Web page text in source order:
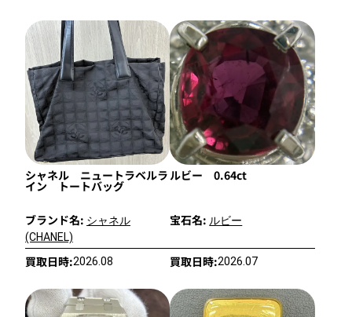
シャネル ニュートラベルラ
イン トートバッグ
ブランド名: シャネル
(CHANEL)
買取日時:2026.08
ルビー 0.64ct
宝石名: ルビー
買取日時:2026.07